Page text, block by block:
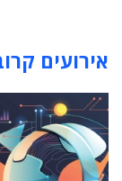
אירועים